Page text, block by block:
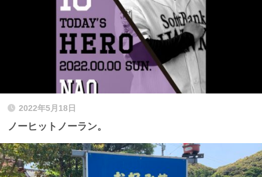
2022年5月18日
ノーヒットノーラン。